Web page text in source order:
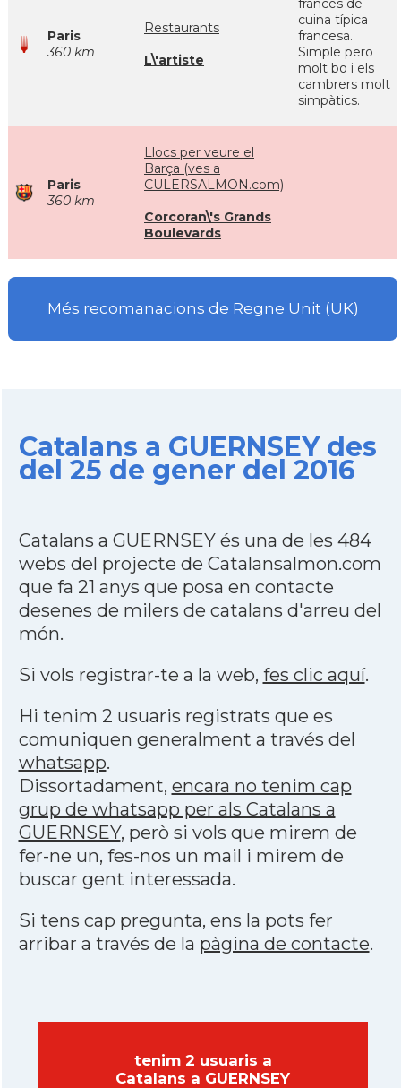
Paris
360 km
Restaurants
L\'artiste
francès de
cuina típica
francesa.
Simple pero
molt bo i els
cambrers molt
simpàtics.
Paris
360 km
Llocs per veure el
Barça (ves a
CULERSALMON.com)
Corcoran\'s Grands
Boulevards
Més recomanacions de Regne Unit (UK)
Catalans a GUERNSEY des
del 25 de gener del 2016
Catalans a GUERNSEY és una de les 484
webs del projecte de Catalansalmon.com
que fa 21 anys que posa en contacte
desenes de milers de catalans d'arreu del
món.
Si vols registrar-te a la web, fes clic aquí.
Hi tenim 2 usuaris registrats que es
comuniquen generalment a través del
whatsapp.
Dissortadament, encara no tenim cap
grup de whatsapp per als Catalans a
GUERNSEY, però si vols que mirem de
fer-ne un, fes-nos un mail i mirem de
buscar gent interessada.
Si tens cap pregunta, ens la pots fer
arribar a través de la pàgina de contacte.
tenim 2 usuaris a
Catalans a GUERNSEY